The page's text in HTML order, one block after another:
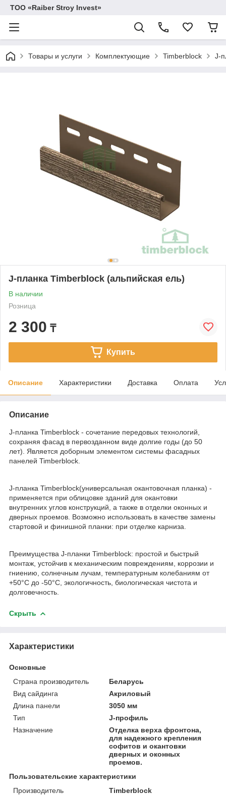
TOO «Raiber Stroy Invest»
Товары и услуги Комплектующие Timberblock J-
J-планка Timberblock (альпийская ель)
В наличии
Розница
2 300 ₸
Купить
Описание Характеристики Доставка Оплата
Описание
J-планка Timberblock - сочетание передовых технологий,
сохраняя фасад в первозданном виде долгие годы (до 50
лет). Является доборным элементом системы фасадных
панелей Timberblock.
J-планка Timberblock(универсальная окантовочная планка) -
применяется при облицовке зданий для окантовки
внутренних углов конструкций, а также в отделки оконных и
дверных проемов. Возможно использовать в качестве замены
стартовой и финишной планки: при отделке карниза.
Преимущества J-планки Timberblock: простой и быстрый
монтаж, устойчив к механическим повреждениям, коррозии и
гниению, солнечным лучам, температурным колебаниям от
+50‎°C до -50°C, экологичность, биологическая чистота и
долговечность.
Скрыть
Характеристики
Основные
Страна производитель
Беларусь
Вид сайдинга
Акриловый
Длина панели
3050 мм
Тип
J-профиль
Назначение
Отделка верха фронтона,
для надежного крепления
софитов и окантовки
дверных и оконных
проемов.
Пользовательские характеристики
Производитель
Timberblock